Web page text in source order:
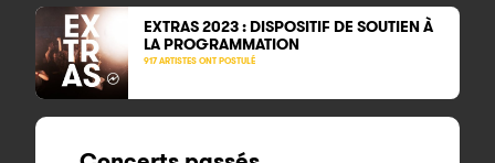
EXTRAS 2023 : DISPOSITIF DE SOUTIEN À
LA PROGRAMMATION
917 ARTISTES ONT POSTULÉ